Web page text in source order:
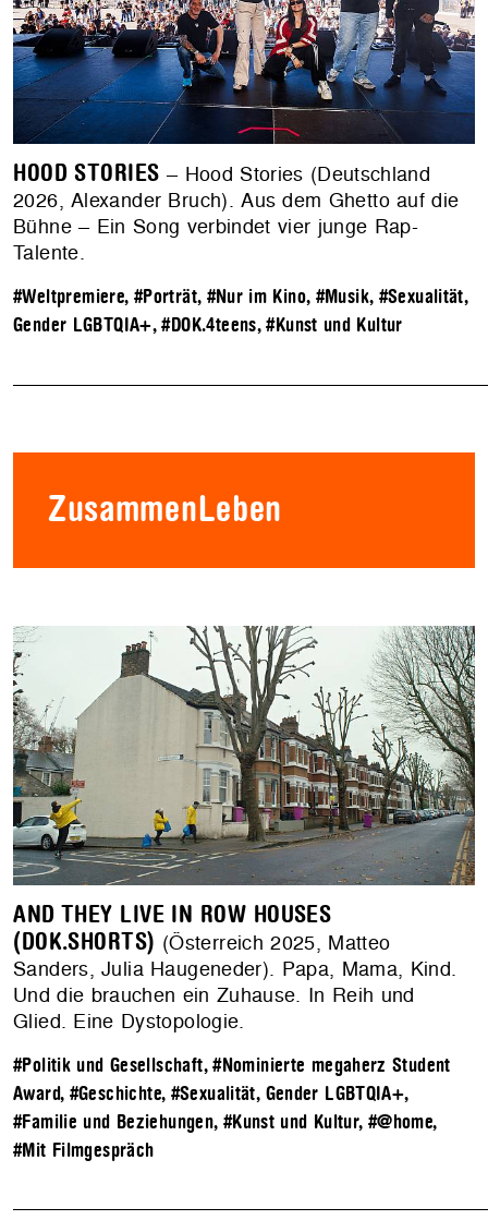
HOOD STORIES – Hood Stories (Deutschland
2026, Alexander Bruch). Aus dem Ghetto auf die
Bühne – Ein Song verbindet vier junge Rap-
Talente.
#Weltpremiere, #Porträt, #Nur im Kino, #Musik, #Sexualität,
Gender LGBTQIA+,#DOK.4teens,#Kunst und Kultur
ZusammenLeben
AND THEY LIVE IN ROW HOUSES
(DOK.SHORTS) (Österreich 2025, Matteo
Sanders, Julia Haugeneder). Papa, Mama, Kind.
Und die brauchen ein Zuhause. In Reih und
Glied. Eine Dystopologie.
#Politik und Gesellschaft,#Nominierte megaherz Student
Award, #Geschichte, #Sexualität, Gender LGBTQIA+,
#Familie und Beziehungen, #Kunst und Kultur, #@home,
#Mit Filmgespräch